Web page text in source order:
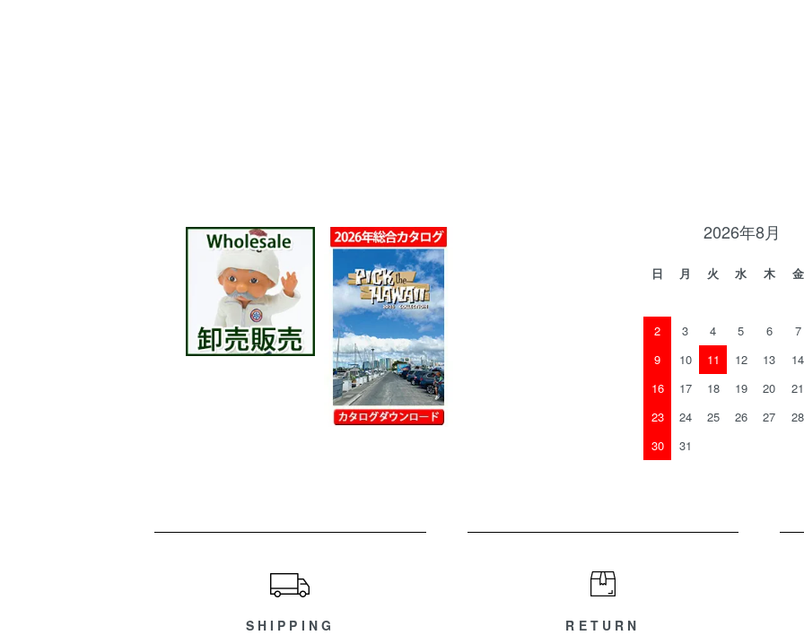
2026年8月
日 月 火 水 木 金
2
3 4 5 6 7
9
10 11 12 13 14
16
17 18 19 20 21
23
24 25 26 27 28
30
31
SHIPPING RETURN